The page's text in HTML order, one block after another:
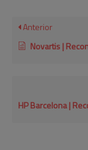
Anterior
Novartis |